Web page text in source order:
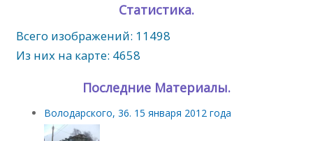
Статистика.
Всего изображений: 11498
Из них на карте: 4658
Последние Материалы.
Володарского, 36. 15 января 2012 года